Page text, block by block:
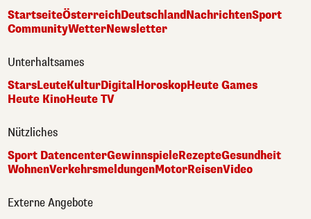
StartseiteÖsterreichDeutschlandNachrichtenSport
CommunityWetterNewsletter
Unterhaltsames
StarsLeuteKulturDigital HoroskopHeute Games
Heute KinoHeute TV
Nützliches
Sport DatencenterGewinnspieleRezepteGesundheit
WohnenVerkehrsmeldungenMotorReisenVideo
Externe Angebote